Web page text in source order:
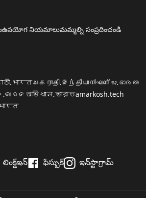
ఉపయోగ నియమాలుమమ్మల్ని సంప్రదించండి
அகராதி.இந்தியாനിഘണ്ടു.ഭാരതം
অভিধান.ভারতamarkosh.tech
లింక్డ్ఇన్ ఫేస్బుక్ ఇన్‌స్టాగ్రామ్